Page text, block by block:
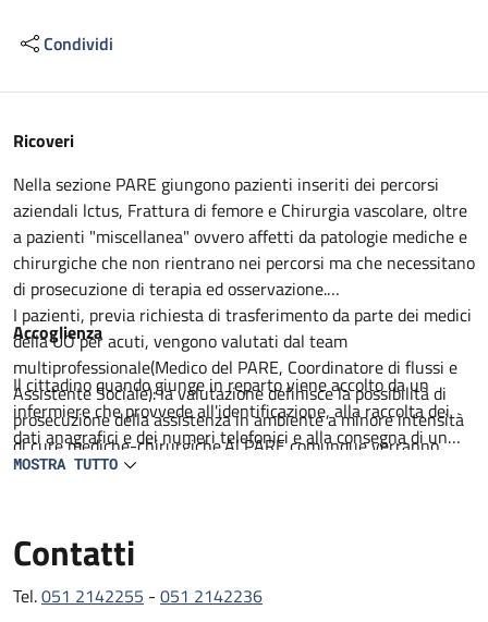
Condividi
Descrizione
Ricoveri
Nella sezione PARE giungono pazienti inseriti dei percorsi
aziendali lctus, Frattura di femore e Chirurgia vascolare, oltre
a pazienti "miscellanea" ovvero affetti da patologie mediche e
chirurgiche che non rientrano nei percorsi ma che necessitano
di prosecuzione di terapia ed osservazione.
I pazienti, previa richiesta di trasferimento da parte dei medici
della UO per acuti, vengono valutati dal team
multiprofessionale(Medico del PARE, Coordinatore di flussi e
Assistente Sociale): la valutazione definisce la possibilità di
prosecuzione della assistenza in ambiente a minore intensità
di cure mediche-chirurgiche.Al PARE comunque verranno
proseguiti percorsi medico terapeutici non ancora completati,
All'ingresso del paziente al PARE il team, composto da
Fisiatra e /o Fisioterapista con il coinvolgimento del Caregiver
Accoglienza
Il cittadino quando giunge in reparto viene accolto da un
infermiere che provvede all'identificazione, alla raccolta dei
dati anagrafici e dei numeri telefonici e alla consegna di un
prestampato con informazioni utili. Il degente viene
clinica ed infermieristica dove viene delineato il percorso
diagnostico e terapeutico e raccolti il consenso per tutte le
procedure che lo richiedono.
MOSTRA TUTTO
Contatti
Tel.051 2142255 - 051 2142236